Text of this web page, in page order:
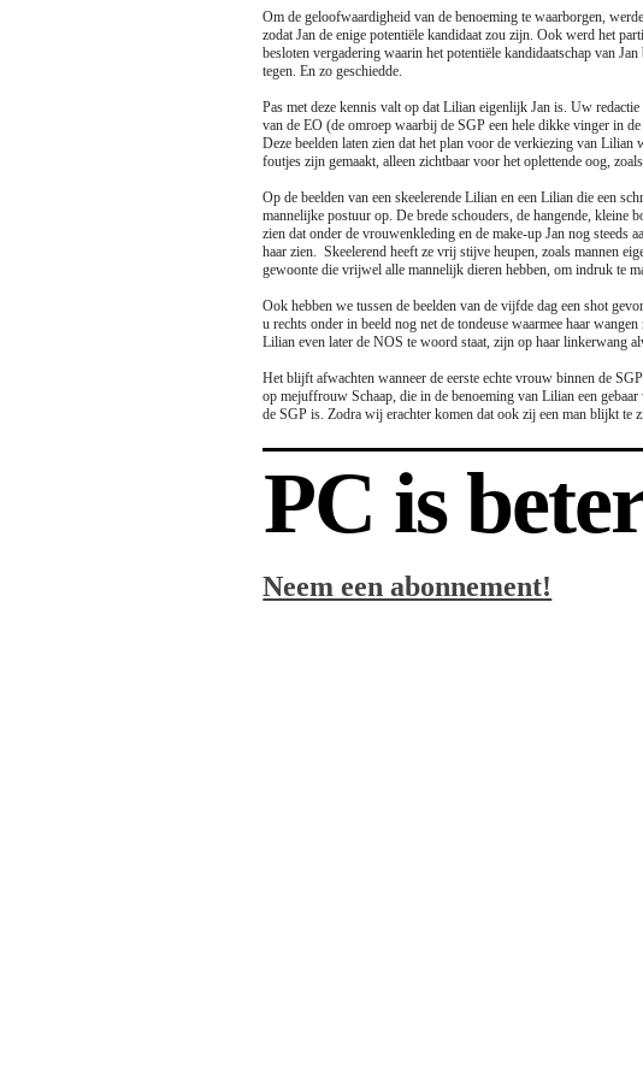
Om de geloofwaardigheid van de benoeming te waarborgen,
zodat Jan de enige potentiële kandidaat zou zijn. Ook werd het
besloten vergadering waarin het potentiële kandidaatschap van
tegen. En zo geschiedde.
Pas met deze kennis valt op dat Lilian eigenlijk Jan is. Uw
van de EO (de omroep waarbij de SGP een hele dikke vinger in
Deze beelden laten zien dat het plan voor de verkiezing van
foutjes zijn gemaakt, alleen zichtbaar voor het oplettende oog,
Op de beelden van een skeelerende Lilian en een Lilian die een
mannelijke postuur op. De brede schouders, de hangende, kleine
zien dat onder de vrouwenkleding en de make-up Jan nog steeds
haar zien. Skeelerend heeft ze vrij stijve heupen, zoals mannen
gewoonte die vrijwel alle mannelijk dieren hebben, om indruk te
Ook hebben we tussen de beelden van de vijfde dag een shot
u rechts onder in beeld nog net de tondeuse waarmee haar
Lilian even later de NOS te woord staat, zijn op haar linkerwang
Het blijft afwachten wanneer de eerste echte vrouw binnen de
op mejuffrouw Schaap, die in de benoeming van Lilian een
de SGP is. Zodra wij erachter komen dat ook zij een man blijkt te
PC is
Neem een abonnement!